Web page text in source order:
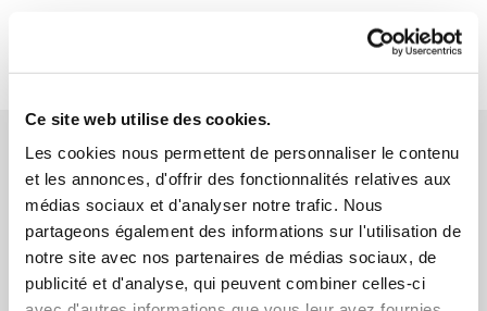
Ce site web utilise des cookies.
Les cookies nous permettent de personnaliser le contenu
et les annonces, d'offrir des fonctionnalités relatives aux
médias sociaux et d'analyser notre trafic. Nous
partageons également des informations sur l'utilisation de
notre site avec nos partenaires de médias sociaux, de
publicité et d'analyse, qui peuvent combiner celles-ci
Contactez-nous !
Faites appel au professionnalisme de D.H.Industrie pour
conduire à terme tous vos projets. Nous sommes
disponibles du lundi au vendredi de 8H à 18H.